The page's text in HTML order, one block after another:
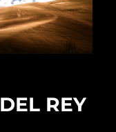
REY